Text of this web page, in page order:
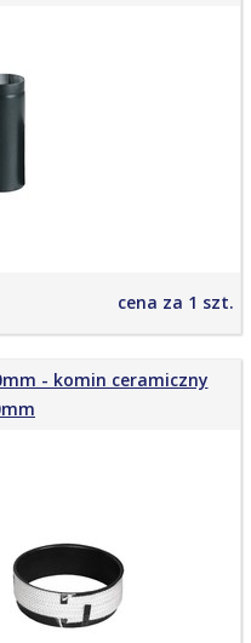
cena za 1 szt.
- komin ceramiczny